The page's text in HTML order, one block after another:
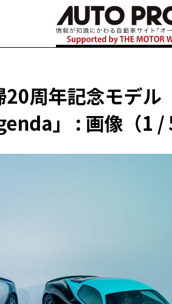
周年記念モデ
」 : 画像（1 /